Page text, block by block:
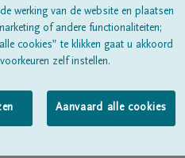
werking van de website en plaatsen
of andere functionaliteiten;
cookies” te klikken gaat u akkoord
zelf instellen.
Aanvaard alle cookies